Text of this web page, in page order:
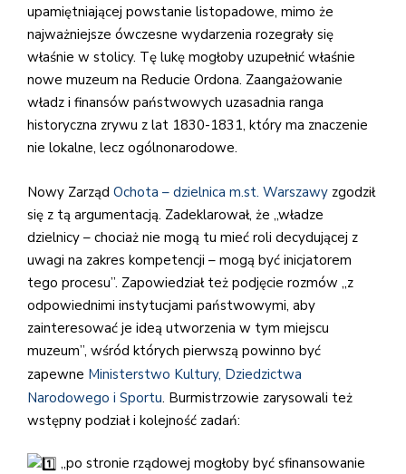
upamiętniającej powstanie listopadowe, mimo że
najważniejsze ówczesne wydarzenia rozegrały się
właśnie w stolicy. Tę lukę mogłoby uzupełnić właśnie
nowe muzeum na Reducie Ordona. Zaangażowanie
władz i finansów państwowych uzasadnia ranga
historyczna zrywu z lat 1830-1831, który ma znaczenie
nie lokalne, lecz ogólnonarodowe.
Nowy Zarząd Ochota – dzielnica m.st. Warszawy zgodził
się z tą argumentacją. Zadeklarował, że „władze
dzielnicy – chociaż nie mogą tu mieć roli decydującej z
uwagi na zakres kompetencji – mogą być inicjatorem
tego procesu”. Zapowiedział też podjęcie rozmów „z
odpowiednimi instytucjami państwowymi, aby
zainteresować je ideą utworzenia w tym miejscu
muzeum”, wśród których pierwszą powinno być
zapewne Ministerstwo Kultury, Dziedzictwa
Narodowego i Sportu. Burmistrzowie zarysowali też
wstępny podział i kolejność zadań:
„po stronie rządowej mogłoby być sfinansowanie